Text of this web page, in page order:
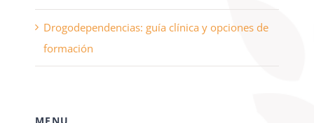
Drogodependencias: guía clínica y opciones de
formación